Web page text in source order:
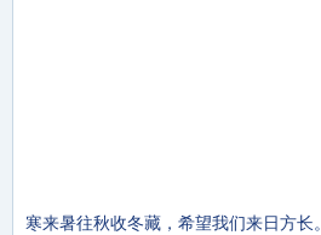
寒来暑往秋收冬藏，希望我们来日方长。